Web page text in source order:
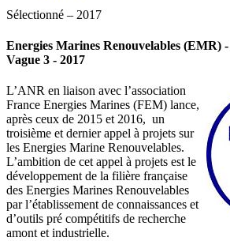
Sélectionné – 2017
Energies Marines Renouvelables (EMR)
Vague 3 - 2017
L’ANR en liaison avec l’association
France Energies Marines (FEM) lance,
après ceux de 2015 et 2016, un
troisième et dernier appel à projets sur
les Energies Marine Renouvelables.
L’ambition de cet appel à projets est le
développement de la filière française
des Energies Marines Renouvelables
par l’établissement de connaissances et
d’outils pré compétitifs de recherche
amont et industrielle.